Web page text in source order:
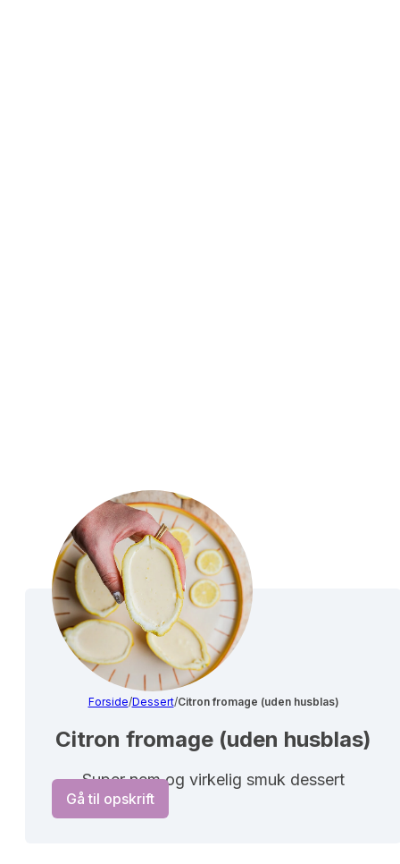
Forside/Dessert/Citron fromage (uden husblas)
Citron fromage (uden husblas)
Super nem og virkelig smuk dessert
Gå til opskrift